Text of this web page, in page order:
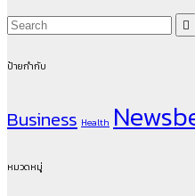
ป้ายกำกับ
Business Health
หมวดหมู่